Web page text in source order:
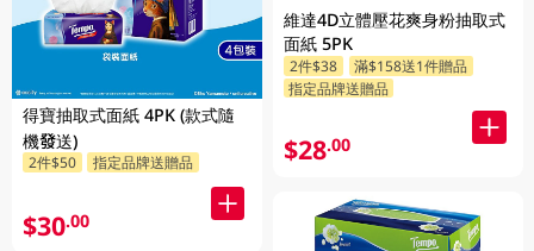
得寶抽取式面紙 4PK (款式隨
機發送)
2件$50 指定品牌送贈品
$30.00
維達4D立體壓花爽身粉抽取式
面紙 5PK
2件$38
滿$158送1件贈品
指定品牌送贈品
$28.00